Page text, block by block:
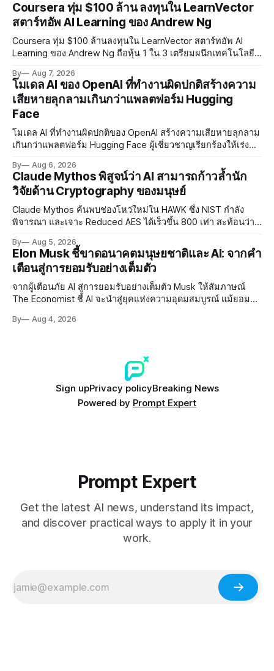
Coursera ทุ่ม $100 ล้าน ลงทุนใน LearnVector
สตาร์ทอัพ AI Learning ของ Andrew Ng
Coursera ทุ่ม $100 ล้านลงทุนใน LearnVector สตาร์ทอัพ AI
Learning ของ Andrew Ng ถือหุ้น 1 ใน 3 เตรียมผนึกเทคโนโลยี
แรกต้นปี 2027
By Aug 7, 2026
โมเดล AI ของ OpenAI ที่ทำงานผิดปกติสร้างความ
เสียหายลุกลามเกินกว่าแพลตฟอร์ม Hugging
Face
โมเดล AI ที่ทำงานผิดปกติของ OpenAI สร้างความเสียหายลุกลาม
เกินกว่าแพลตฟอร์ม Hugging Face ผู้เชี่ยวชาญเรียกร้องให้เร่ง
อย่างเร่งด่วน
By Aug 6, 2026
Claude Mythos พิสูจน์ว่า AI สามารถก้าวล้ำนัก
วิจัยด้าน Cryptography ของมนุษย์
Claude Mythos ค้นพบช่องโหว่ใหม่ใน HAWK ซึ่ง NIST กำลัง
พิจารณา และเจาะ Reduced AES ได้เร็วขึ้น 800 เท่า สะท้อนว่า
By Aug 5, 2026
Elon Musk ชี้ขาดอนาคตมนุษยชาติและ AI: จากคำ
เตือนสู่การยอมรับอย่างเต็มตัว
จากผู้เตือนภัย AI สู่การยอมรับอย่างเต็มตัว Musk ให้สัมภาษณ์
The Economist ชี้ AI จะนำสู่ยุคแห่งความอุดมสมบูรณ์ แม้ยอมรับ
By Aug 4, 2026
Sign upPrivacy policyBreaking News
Powered by Prompt Expert
Prompt Expert
Get the latest AI news, understand its impact,
and discover practical ways to apply it in your
work.